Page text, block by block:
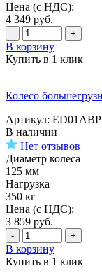
Цена (с НДС):
4 349 руб.
- +
В корзину
Купить в 1 клик
Колесо
Артикул:
В наличии
Нет отзывов
Диаметр колеса
125 мм
Нагрузка
350 кг
Цена (с НДС):
3 859 руб.
- +
В корзину
Купить в 1 клик